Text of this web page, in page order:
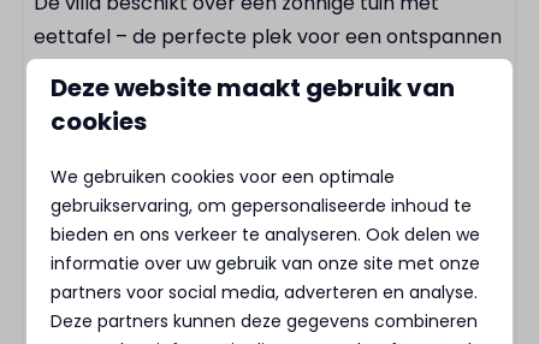
Speeltuin
Restaurant
Fietsverhuur
E-chopper verhuur
Basketbalveld
Skatepark
eettafel – de perfecte plek voor een ontspannen
ochtend met koffie of een lange avond tafelen in
de buitenlucht.
Volledig elektrisch, voorzien van een
warmtepomp, zonnepanelen en een eigen
parkeerplaats. Huisdieren zijn welkom, dus ook je
trouwe viervoeter kan mee op vakantie.
Deze website maakt gebruik van
cookies
We gebruiken cookies voor een optimale
gebruikservaring, om gepersonaliseerde inhoud te
bieden en ons verkeer te analyseren. Ook delen we
informatie over uw gebruik van onze site met onze
partners voor social media, adverteren en analyse.
Deze partners kunnen deze gegevens combineren